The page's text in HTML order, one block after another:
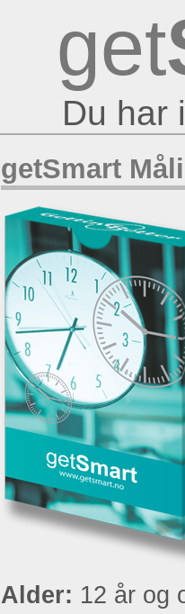
get
Du har
getSmart
Alder: 12 år og